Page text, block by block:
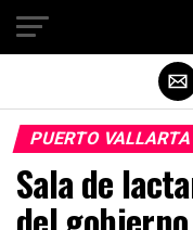
PUERTO VALLARTA
Sala de